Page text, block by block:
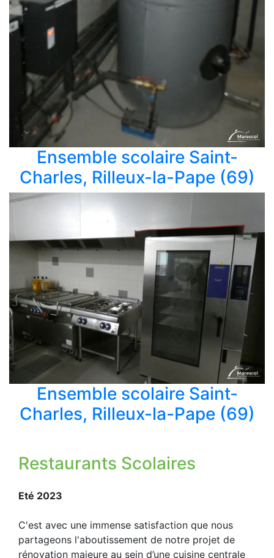
Ensemble scolaire Saint-
Charles, Rilleux-la-Pape (69)
Ensemble scolaire Saint-
Charles, Rilleux-la-Pape (69)
Restaurants Scolaires
Eté 2023
C'est avec une immense satisfaction que nous
partageons l'aboutissement de notre projet de
rénovation majeure au sein d’une cuisine centrale